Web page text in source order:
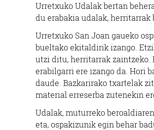
Urretxuko Udalak bertan
du erabakia udalak, herritarrak
Urretxuko San Joan gaueko
bueltako ekitaldirik izango.
utzi ditu, herritarrak zaintzeko.
erabilgarri ere izango da. Hori
daude. Bazkarirako txartelak
material erreserba zutenekin
Udalak, muturreko
eta, ospakizunik egin behar